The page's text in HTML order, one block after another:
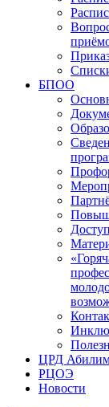
БПОО
ЦРД
РЦОЭ
Новости